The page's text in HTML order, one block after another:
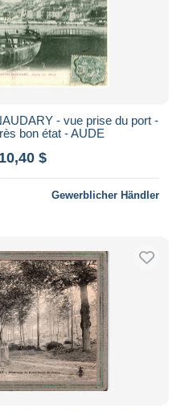
- vue prise du port -
bon état - AUDE
$
Gewerblicher Händler